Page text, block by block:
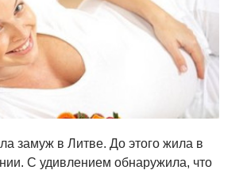
замуж в Литве. До этого жила в
С удивлением обнаружила, что